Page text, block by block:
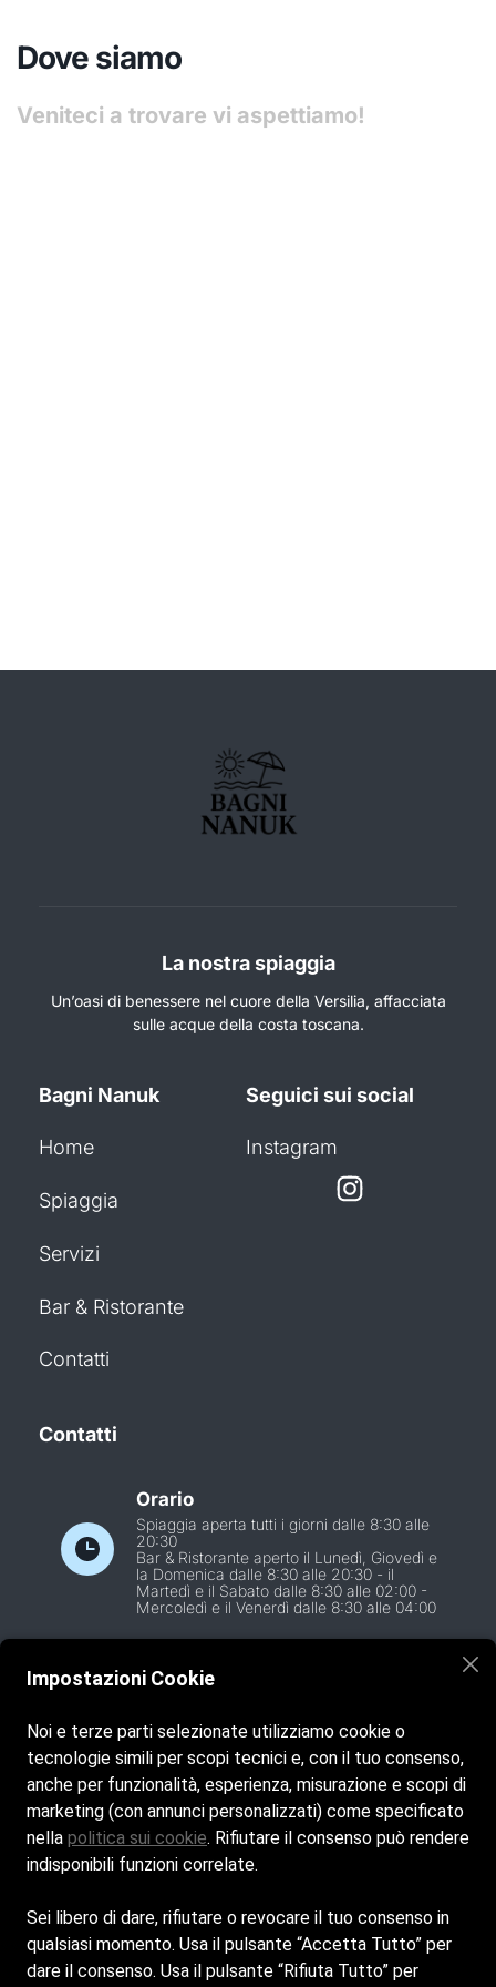
Dove siamo
Veniteci a trovare vi aspettiamo!
La nostra spiaggia
Un’oasi di benessere nel cuore della Versilia, affacciata
sulle acque della costa toscana.
Bagni Nanuk
Home
Spiaggia
Servizi
Bar & Ristorante
Contatti
Seguici sui social
Instagram
Contatti
Orario
Spiaggia aperta tutti i giorni dalle 8:30 alle
20:30
Bar & Ristorante aperto il Lunedì, Giovedì e
la Domenica dalle 8:30 alle 20:30 - il
Martedì e il Sabato dalle 8:30 alle 02:00 -
Mercoledì e il Venerdì dalle 8:30 alle 04:00
Email
Telefono
3409524092
Cookie Policy
Privacy Policy
Impostazioni Cookie
Noi e terze parti selezionate utilizziamo cookie o
tecnologie simili per scopi tecnici e, con il tuo consenso,
anche per funzionalità, esperienza, misurazione e scopi di
marketing (con annunci personalizzati) come specificato
nella politica sui cookie. Rifiutare il consenso può rendere
indisponibili funzioni correlate.
Sei libero di dare, rifiutare o revocare il tuo consenso in
qualsiasi momento. Usa il pulsante “Accetta Tutto” per
dare il consenso. Usa il pulsante “Rifiuta Tutto” per